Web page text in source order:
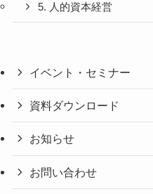
5. 人的資本経営
イベント・セミナー
資料ダウンロード
お知らせ
お問い合わせ